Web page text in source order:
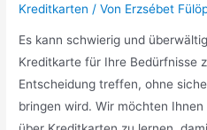
Kreditkarten / Von Erzsébet
Es kann schwierig und
Kreditkarte für Ihre Bedürfnisse
Entscheidung treffen, ohne
bringen wird. Wir möchten